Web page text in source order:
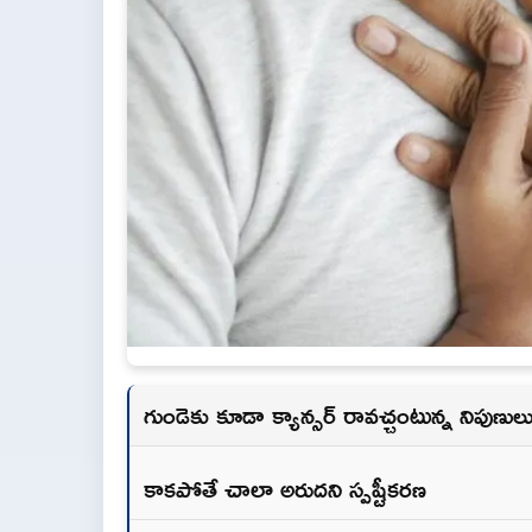
గుండెకు కూడా క్యాన్సర్‌ రావచ్చంటున్న నిపుణులు
కాకపోతే చాలా అరుదని స్పష్టీకరణ